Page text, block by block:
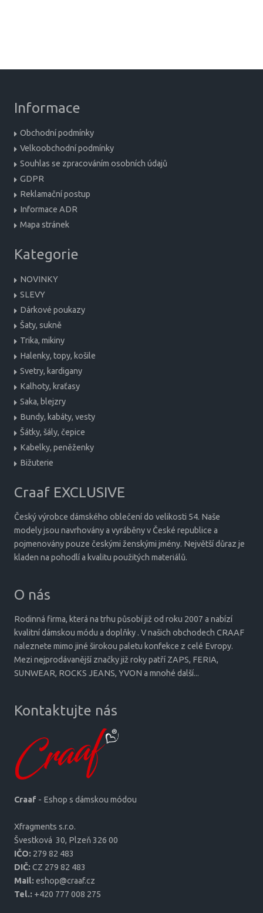
Informace
Obchodní podmínky
Velkoobchodní podmínky
Souhlas se zpracováním osobních údajů
GDPR
Reklamační postup
Informace ADR
Mapa stránek
Kategorie
NOVINKY
SLEVY
Dárkové poukazy
Šaty, sukně
Trika, mikiny
Halenky, topy, košile
Svetry, kardigany
Kalhoty, kraťasy
Saka, blejzry
Bundy, kabáty, vesty
Šátky, šály, čepice
Kabelky, peněženky
Bižuterie
Craaf EXCLUSIVE
Český výrobce dámského oblečení do velikosti 54. Naše
modely jsou navrhovány a vyráběny v České republice a
pojmenovány pouze českými ženskými jmény. Největší důraz je
kladen na pohodlí a kvalitu použitých materiálů.
O nás
Rodinná firma, která na trhu působí již od roku 2007 a nabízí
kvalitní dámskou módu a doplňky . V našich obchodech CRAAF
naleznete mimo jiné širokou paletu konfekce z celé Evropy.
Mezi nejprodávanější značky již roky patří ZAPS, FERIA,
SUNWEAR, ROCKS JEANS, YVON a mnohé další...
Kontaktujte nás
Craaf - Eshop s dámskou módou
Xfragments s.r.o.
Šves­tková 30, Plzeň 326 00
IČO: 279 82 483
DIČ: CZ 279 82 483
Mail: eshop@craaf.cz
Tel.: +420 777 008 275